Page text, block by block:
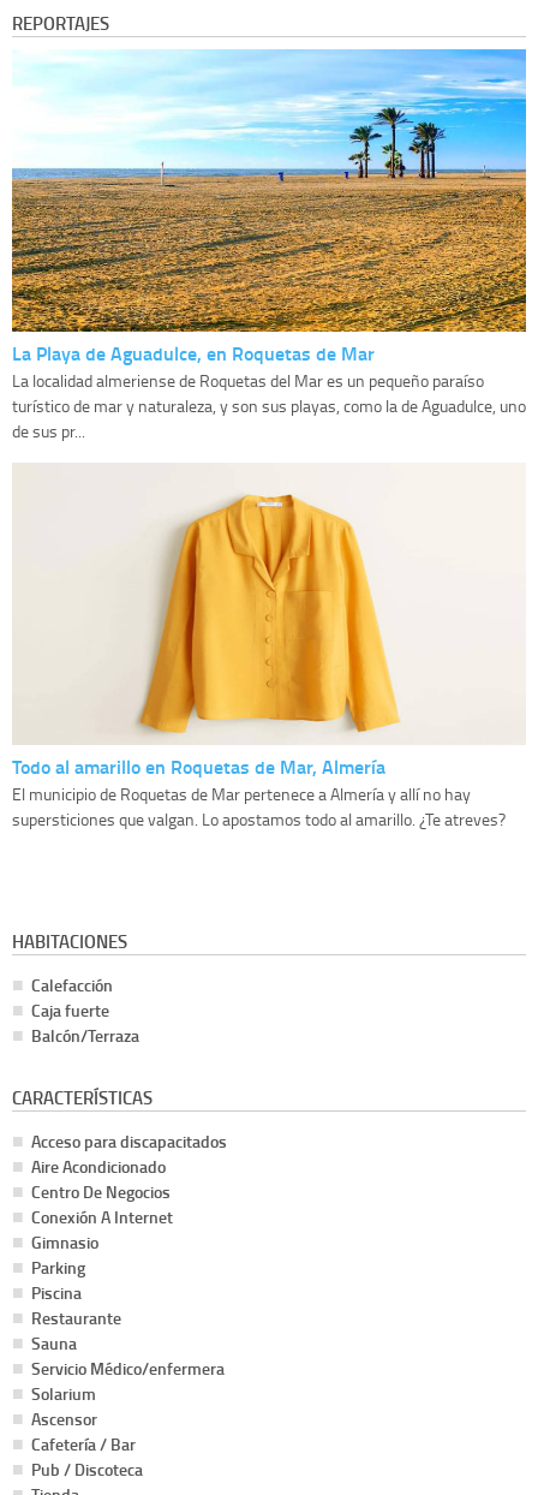
REPORTAJES
La Playa de Aguadulce, en Roquetas de Mar
La localidad almeriense de Roquetas del Mar es un pequeño paraíso
turístico de mar y naturaleza, y son sus playas, como la de Aguadulce, uno
de sus pr...
Todo al amarillo en Roquetas de Mar, Almería
El municipio de Roquetas de Mar pertenece a Almería y allí no hay
supersticiones que valgan. Lo apostamos todo al amarillo. ¿Te atreves?
HABITACIONES
Calefacción
Caja fuerte
Balcón/Terraza
CARACTERÍSTICAS
Acceso para discapacitados
Aire Acondicionado
Centro De Negocios
Conexión A Internet
Gimnasio
Parking
Piscina
Restaurante
Sauna
Servicio Médico/enfermera
Solarium
Ascensor
Cafetería / Bar
Pub / Discoteca